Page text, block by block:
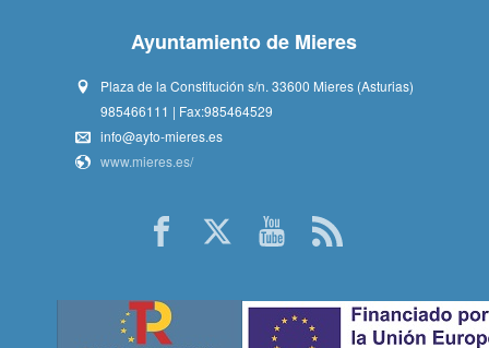
Ayuntamiento de Mieres
Plaza de la Constitución s/n. 33600 Mieres (Asturias)
985466111 | Fax:985464529
info@ayto-mieres.es
www.mieres.es/